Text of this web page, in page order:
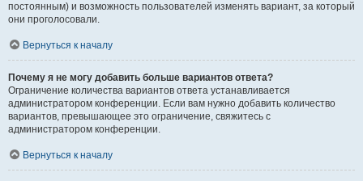
постоянным) и возможность пользователей изменять вариант, за который
они проголосовали.
Вернуться к началу
Почему я не могу добавить больше вариантов ответа?
Ограничение количества вариантов ответа устанавливается
администратором конференции. Если вам нужно добавить количество
вариантов, превышающее это ограничение, свяжитесь с
администратором конференции.
Вернуться к началу